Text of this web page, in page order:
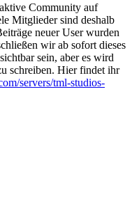
Community auf
Mitglieder sind deshalb
neuer User wurden
wir ab sofort dieses
sein, aber es wird
schreiben. Hier findet ihr
servers/tml-studios-